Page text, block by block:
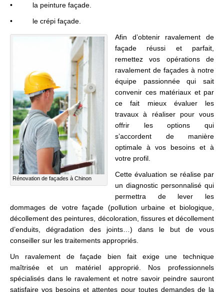
• la peinture façade.
• le crépi façade.
Rénovation de façades à Chinon
Afin d’obtenir ravalement de
façade réussi et parfait,
remettez vos opérations de
ravalement de façades à notre
équipe passionnée qui sait
convenir ces matériaux et par
ce fait mieux évaluer les
travaux à réaliser pour vous
offrir les options qui
s’accordent de manière
optimale à vos besoins et à
votre profil.
Cette évaluation se réalise par
un diagnostic personnalisé qui
permettra de lever les
dommages de votre façade (pollution urbaine et biologique,
décollement des peintures, décoloration, fissures et décollement
d’enduits, dégradation des joints…) dans le but de vous
conseiller sur les traitements appropriés.
Un ravalement de façade bien fait exige une technique
maîtrisée et un matériel approprié. Nos professionnels
spécialisés dans le ravalement et notre savoir peindre sauront
satisfaire vos besoins et attentes pour toutes demandes de la